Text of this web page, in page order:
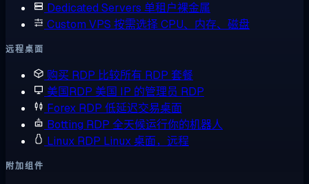
Dedicated Servers 单租户裸金属
Custom VPS 按需选择 CPU、内存、磁盘
远程桌面
购买 RDP 比较所有 RDP 套餐
美国RDP 美国 IP 的管理员 RDP
Forex RDP 低延迟交易桌面
Botting RDP 全天候运行你的机器人
Linux RDP Linux 桌面，远程
附加组件